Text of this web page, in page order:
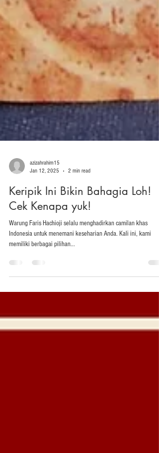
azizahrahim15
Jan 12, 2025
2 min read
Keripik Ini Bikin Bahagia Loh!
Cek Kenapa yuk!
Warung Faris Hachioji selalu menghadirkan camilan khas
Indonesia untuk menemani keseharian Anda. Kali ini, kami